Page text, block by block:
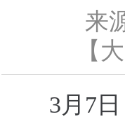
来
【 大
3月7日